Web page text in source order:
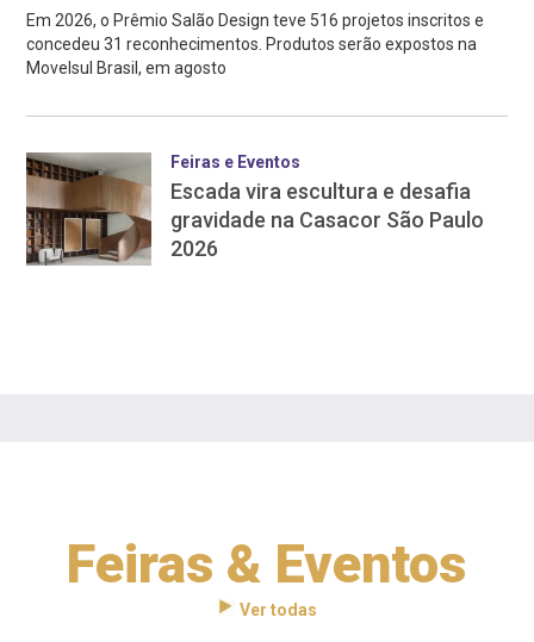
Em 2026, o Prêmio Salão Design teve 516 projetos inscritos e
concedeu 31 reconhecimentos. Produtos serão expostos na
Movelsul Brasil, em agosto
Feiras e Eventos
Escada vira escultura e desafia
gravidade na Casacor São Paulo
2026
Feiras & Eventos
Ver todas